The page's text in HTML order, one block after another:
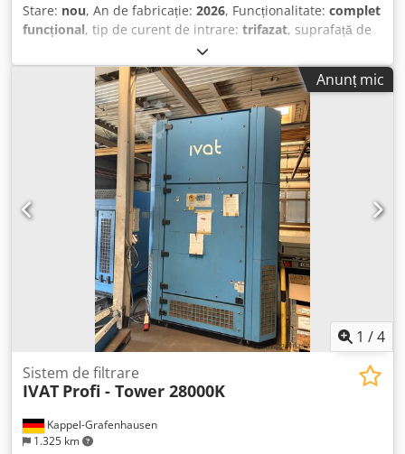
Stare: nou, An de fabricație: 2026, Funcționalitate: complet
funcțional, tip de curent de intrare: trifazat, suprafață de
, debit de volum:
2.450 mm, lungime totală:8.500 mm, înălțime totală:9.000
, durata garanției:12 luni, Dotări:documentație /
, FILTRU CU MĂNUȘI – STRUCTURĂ METALICĂ
ZINCATĂ DEBIT AER mc/h 50.000 CURĂȚARE ȚESĂTURĂ
FILTRANTĂ PRIN JET DE AER CU CENTRALĂ DE COMANDĂ
SUPRAFAȚĂ ȚESĂTURĂ FILTRANTĂ mp 512 Codpfx Aozfiy
Ispvjha NR. 04 PANOURI ANTIEXPLOZIE Atex DESCĂRCARE
MATERIAL FILTRAT – MELC – VALVĂ ROTATIVĂ BALUSTRADA
SUPERIOARĂ – SCARĂ DE SIGURANȚĂ TABLOU ELECTRIC DE
COMANDĂ NR. 01 VENTILATOR ELECTRIC – kW de stabilit
împreună cu utilizatorul
Anunț mic
1 /4
Kappel-Grafenhausen
1.325 km
Sistem de filtrare
IVAT Profi - Tower 28000K